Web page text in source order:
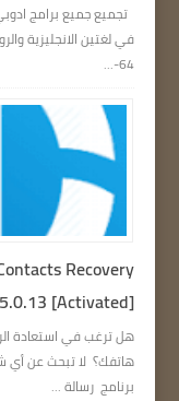
تجميع جميع برامج
64-...
Recovery
5.0.13 [Activated]
هل ترغب في استعادة
هاتفك؟ لا تبحث عن أي
برنامج رسالة ...